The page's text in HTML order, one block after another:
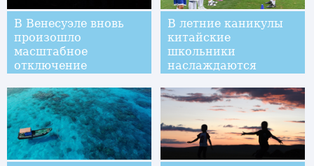
В Венесуэле вновь
произошло
масштабное
отключение
В летние каникулы
китайские
школьники
наслаждаются